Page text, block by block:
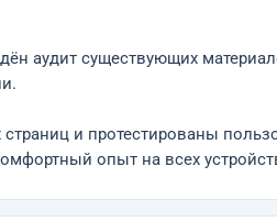
аудит существующих
и протестированы
опыт на всех